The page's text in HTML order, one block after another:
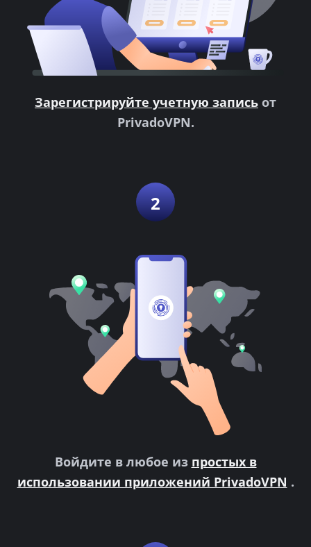
Зарегистрируйте учетную запись от
PrivadoVPN.
2
Войдите в любое из простых в
использовании приложений PrivadoVPN .